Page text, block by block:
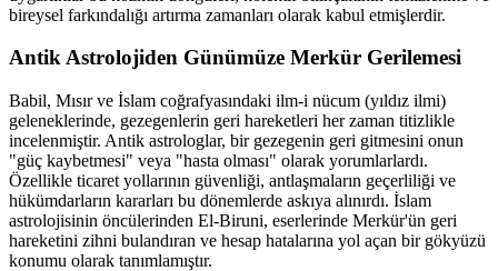
bireysel farkındalığı artırma zamanları olarak kabul etmişlerdir.
Antik Astrolojiden Günümüze Merkür Gerilemesi
Babil, Mısır ve İslam coğrafyasındaki ilm-i nücum (yıldız ilmi)
geleneklerinde, gezegenlerin geri hareketleri her zaman titizlikle
incelenmiştir. Antik astrologlar, bir gezegenin geri gitmesini onun
"güç kaybetmesi" veya "hasta olması" olarak yorumlarlardı.
Özellikle ticaret yollarının güvenliği, antlaşmaların geçerliliği ve
hükümdarların kararları bu dönemlerde askıya alınırdı. İslam
astrolojisinin öncülerinden El-Biruni, eserlerinde Merkür'ün geri
hareketini zihni bulandıran ve hesap hatalarına yol açan bir gökyüzü
konumu olarak tanımlamıştır.